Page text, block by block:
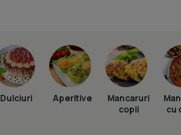
Dulciuri Aperitive
Mancaruri
copii
cu